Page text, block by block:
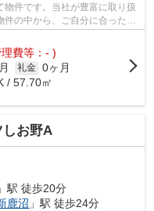
物件です。当社が豊富に取り扱
の中から、ご自分に合った物
費等：- )
礼金 0ヶ月
/ 57.70㎡
しお野A
」駅 徒歩20分
鹿沼 」駅 徒歩24分